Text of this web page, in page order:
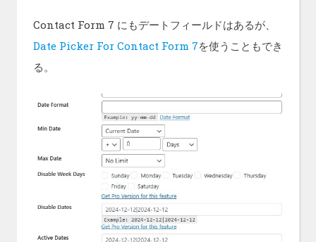
Contact Form 7 にもデートフィールドはあるが、
Date Picker For Contact Form 7を使うこともでき
る。